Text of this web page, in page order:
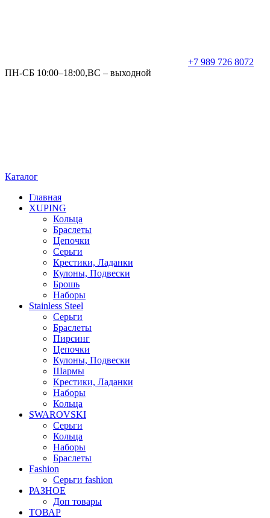
+7 989 726 8072
ПН-СБ 10:00–18:00,ВС – выходной
Каталог
Главная
XUPING
Кольца
Браслеты
Цепочки
Серьги
Крестики, Ладанки
Кулоны, Подвески
Брошь
Наборы
Stainless Steel
Cерьги
Браслеты
Пирсинг
Цепочки
Кулоны, Подвески
Шармы
Крестики, Ладанки
Наборы
Кольца
SWAROVSKI
Серьги
Кольца
Наборы
Браслеты
Fashion
Серьги fashion
РАЗНОЕ
Доп товары
ТОВАР